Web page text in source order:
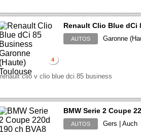
4
Renault Clio Blue dCi
AUTOS Garonne
renault clio v clio blue dci 85 business
BMW Serie 2 Coupe
AUTOS Gers | Auch